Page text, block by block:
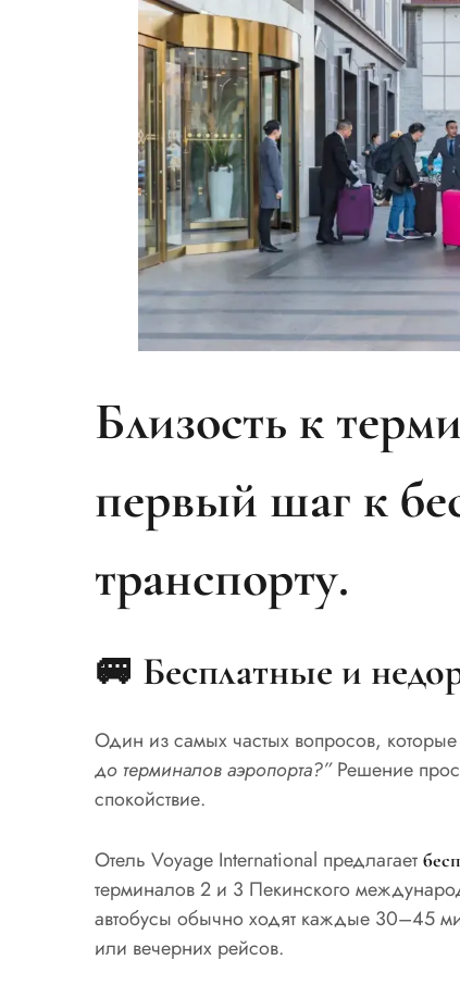
Близость к
первый шаг к
транспорту.
🚐 Бесплатные и
Один из самых частых вопросов, которые
до терминалов аэропорта?”Решение
спокойствие.
Отель Voyage International предлагает
терминалов 2 и 3 Пекинского
автобусы обычно ходят каждые 30–45
или вечерних рейсов.